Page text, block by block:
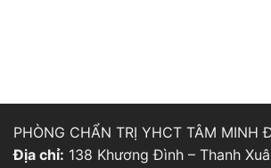
PHÒNG CHẨN TRỊ YHCT TÂM MINH
Địa chỉ: 138 Khương Đình – Thanh